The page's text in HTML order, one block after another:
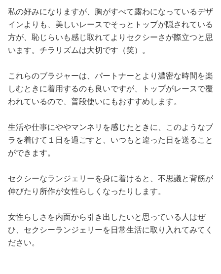
私の好みになりますが、胸がすべて露わになっているデザ
インよりも、美しいレースでそっとトップが隠されている
方が、恥じらいも感じ取れてよりセクシーさが際立つと思
います。チラリズムは大切です（笑）。
これらのブラジャーは、パートナーとより濃密な時間を楽
しむときに着用するのも良いですが、トップがレースで覆
われているので、普段使いにもおすすめします。
生活や仕事にややマンネリを感じたときに、このようなブ
ラを着けて１日を過ごすと、いつもと違った日を送ること
ができます。
セクシーなランジェリーを身に着けると、不思議と背筋が
伸びたり所作が女性らしくなったりします。
女性らしさを内面から引き出したいと思っている人はぜ
ひ、セクシーランジェリーを日常生活に取り入れてみてく
ださい。